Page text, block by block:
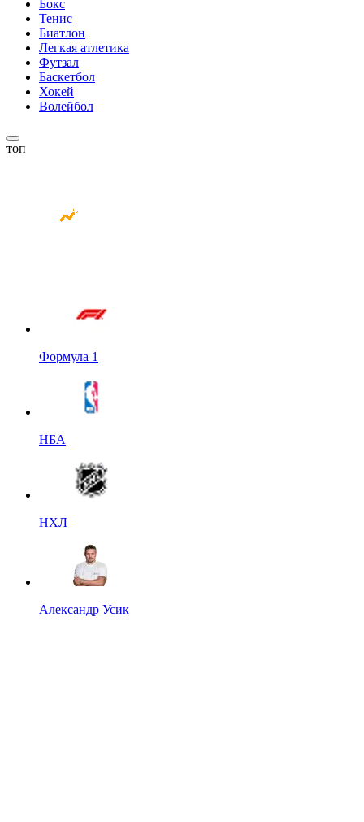
Бокс
Тенис
Биатлон
Легкая атлетика
Футзал
Баскетбол
Хокей
Волейбол
топ
Формула 1
НБА
НХЛ
Александр Усик